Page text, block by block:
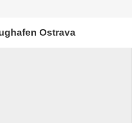
Ostrava